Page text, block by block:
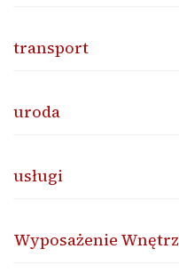
transport
uroda
usługi
Wyposażenie Wnętrz